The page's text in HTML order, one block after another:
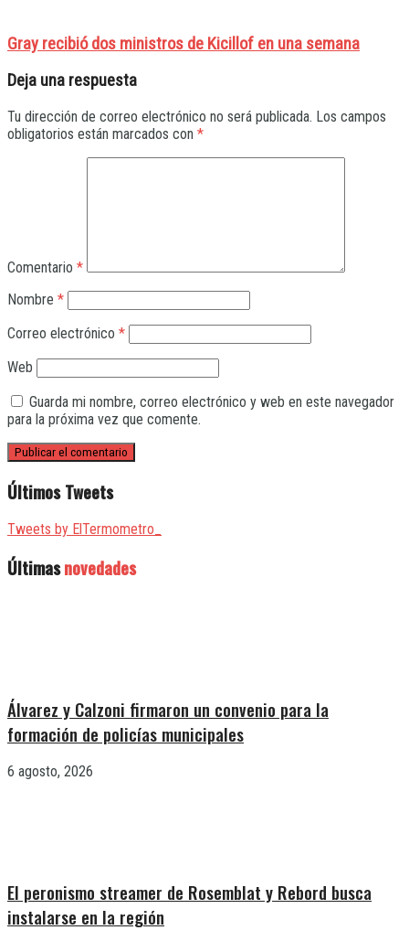
Gray recibió dos ministros de Kicillof en una semana
Deja una respuesta
Tu dirección de correo electrónico no será publicada. Los campos
obligatorios están marcados con *
Comentario *
Nombre *
Correo electrónico *
Web
Guarda mi nombre, correo electrónico y web en este navegador
para la próxima vez que comente.
Últimos Tweets
Tweets by ElTermometro_
Últimasnovedades
Álvarez y Calzoni firmaron un convenio para la
formación de policías municipales
6 agosto, 2026
El peronismo streamer de Rosemblat y Rebord busca
instalarse en la región